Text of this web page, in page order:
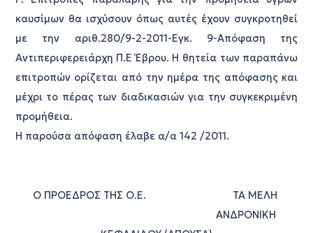
καυσίμων θα ισχύσουν όπως αυτές έχουν συγκροτηθεί
με την αριθ.280/9-2-2011-Εγκ. 9-Απόφαση της
Αντιπεριφερειάρχη Π.Ε Έβρου. Η θητεία των παραπάνω
επιτροπών ορίζεται από την ημέρα της απόφασης και
μέχρι το πέρας των διαδικασιών για την συγκεκριμένη
προμήθεια.
Η παρούσα απόφαση έλαβε α/α 142 /2011.
Ο ΠΡΟΕΔΡΟΣ ΤΗΣ Ο.Ε. ΤΑ ΜΕΛΗ
ΑΝΔΡΟΝΙΚΗ